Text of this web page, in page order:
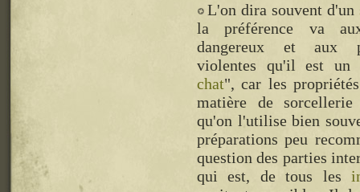
L'on dira souvent d'un
la préférence va
dangereux et aux
violentes qu'il est un
chat", car les
matière de
qu'on l'utilise bien
préparations peu
question des parties
qui est, de tous les